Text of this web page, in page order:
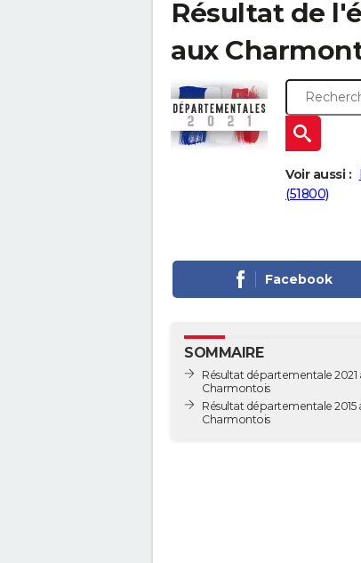
Résultat de
aux
Voir aussi :
(51800)
Facebook
SOMMAIRE
Résultat départementale 2021
Charmontois
Résultat départementale 2015
Charmontois